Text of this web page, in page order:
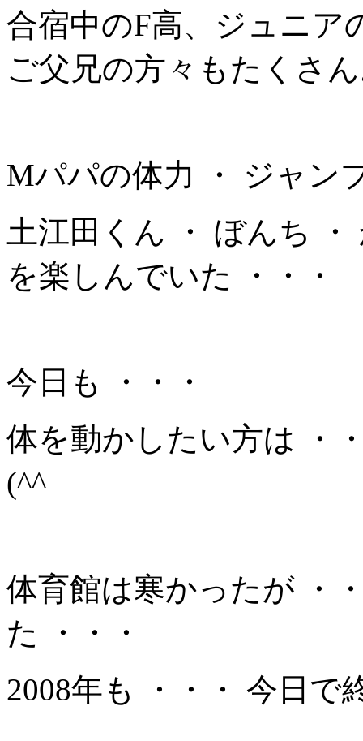
合宿中のF高、ジュニア
ご父兄の方々もたくさ
Mパパの体力 ・ ジャン
土江田くん ・ ぼんち
を楽しんでいた ・・・
今日も ・・・
体を動かしたい方は ・
(^^ゞ
体育館は寒かったが ・
た ・・・
2008年も ・・・ 今日で